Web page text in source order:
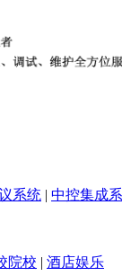
系统 | 中控集成
院校 | 酒店娱乐